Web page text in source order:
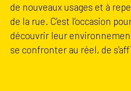
de nouveaux usages et à
de la rue. C’est l’occasion
découvrir leur
se confronter au réel, de